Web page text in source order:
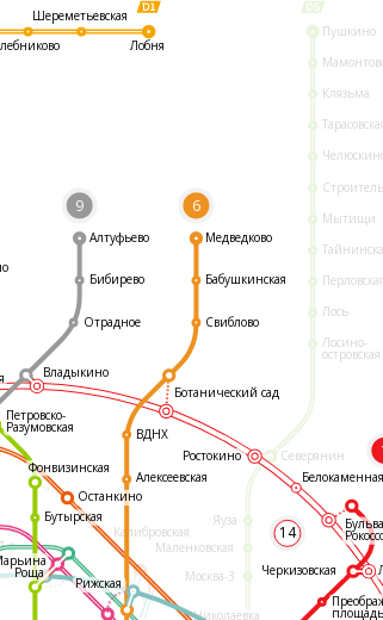
Пушкино
Клязьма
Мытищи
Лось
Лосино-
островская
Северянин
Яуза
Маленковская
Москва-3
Николаевка
Калибровская 14
9 6
Останкино
Медведково
Бабушкинская
Свиблово
ВДНХ
Алексеевская
Рижская
Шереметьевская
Лобня
Роща
Фонвизинская
Бутырская
Петровско-
Разумовская
Бибирево
Отрадное
Владыкино
Ботанический сад
Алтуфьево
Ростокино
Черкизовская
площадь